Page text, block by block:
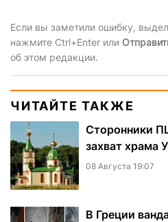
Если вы заметили ошибку,
нажмите Ctrl+Enter или
об этом редакции.
ЧИТАЙТЕ ТАКЖЕ
Сторонники
захват храма
08 Августа 19:07
В Греции